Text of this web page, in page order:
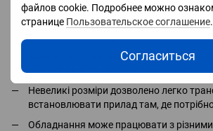
файлов cookie. Подробнее можно
странице Пользовательское соглашение.
Согласиться
Інветор sun 12k sg05lp3 eu оснащений
контролером заряду, за рахунок чого
вибирає робочий режим.
Захист від перенапряжения забезпечує
пристрою поза залежністю від умов
Невеликі розміри дозволено легко
встановлювати прилад там, де
Обладнання може працювати з